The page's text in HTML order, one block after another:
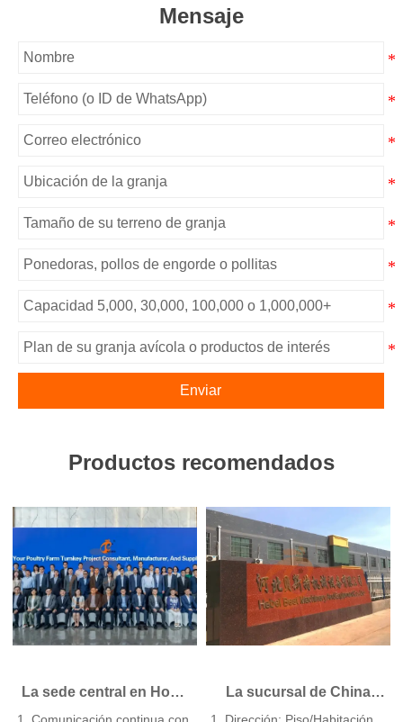
Mensaje
Enviar
Productos recomendados
La sede central en Hong
Kong ofrece soluciones
1. Comunicación continua con
La sucursal de China
ofrece un plan de
1. Dirección: Piso/Habitación